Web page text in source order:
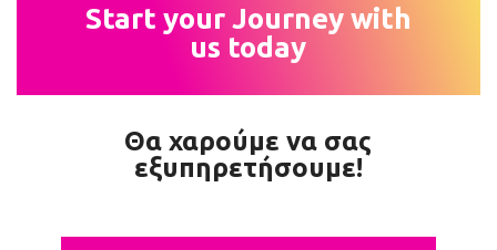
Start your Journey with
us today
Θα χαρούμε να σας
εξυπηρετήσουμε!